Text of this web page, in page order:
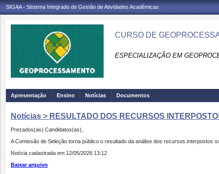
SIGAA - Sistema Integrado de Gestão de Atividades Acadêmicas
CURSO DE
ESPECIALIZAÇÃO EM
Apresentação Ensino Notícias Documentos
Notícias > RESULTADO DOS RECURSOS
Prezados(as) Candidatos(as),
A Comissão de Seleção torna público o resultado da análise dos recursos interpostos
Notícia cadastrada em 12/05/2026 13:12
Baixar arquivo